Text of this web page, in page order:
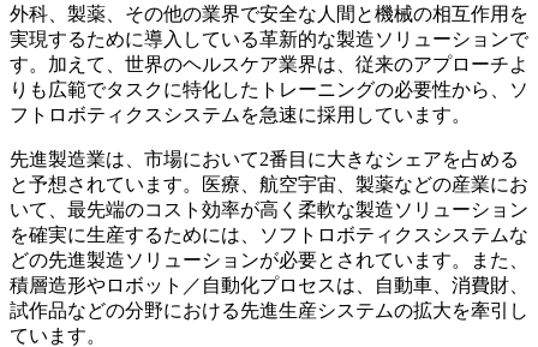
外科、製薬、その他の業界で安全な人間と機械の相互作用を
実現するために導入している革新的な製造ソリューションで
す。加えて、世界のヘルスケア業界は、従来のアプローチよ
りも広範でタスクに特化したトレーニングの必要性から、ソ
フトロボティクスシステムを急速に採用しています。
先進製造業は、市場において2番目に大きなシェアを占める
と予想されています。医療、航空宇宙、製薬などの産業にお
いて、最先端のコスト効率が高く柔軟な製造ソリューション
を確実に生産するためには、ソフトロボティクスシステムな
どの先進製造ソリューションが必要とされています。また、
積層造形やロボット／自動化プロセスは、自動車、消費財、
試作品などの分野における先進生産システムの拡大を牽引し
ています。